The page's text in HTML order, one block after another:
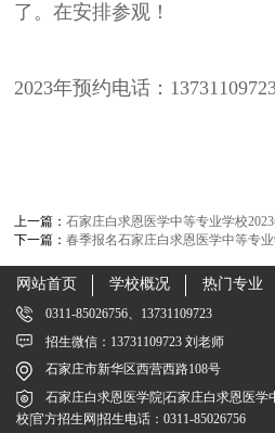
了。在安排参观！
2023年预约电话：
上一篇：石家庄白求恩医学中等专业学校
下一篇：春季报名石家庄白求恩医学中等专
网站首页 学校概况 热门专业
0311-85026756、13731109723
招生微信：13731109723 刘老师
石家庄市新华区西营西路108号
石家庄白求恩医学院|石家庄白求恩医学
校|官方招生网|招生电话：0311-85026756